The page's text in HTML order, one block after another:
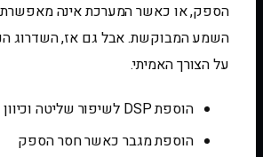
הספק, או כאשר המערכת אינה מאפשרת
השמע המבוקשת. אבל גם אז, השדרוג
על הצורך האמיתי.
הוספת DSP לשיפור שליטה וכיוון
הוספת מגבר כאשר חסר הספק